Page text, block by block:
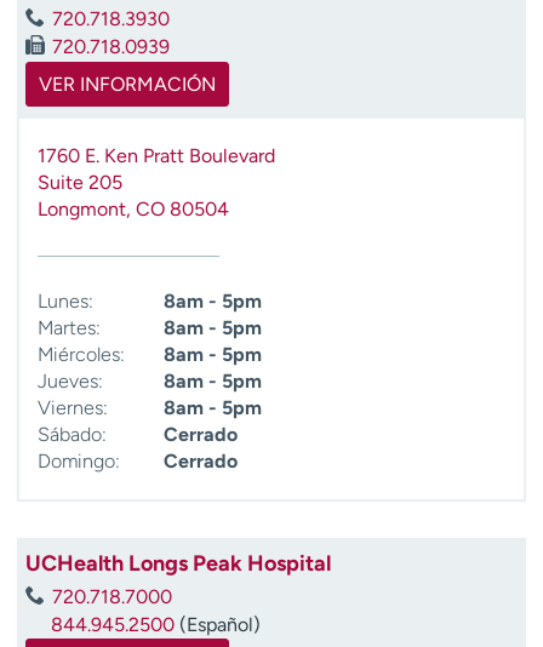
n
720.718.3930
720.718.0939
VER INFORMACIÓN
1760 E. Ken Pratt Boulevard
Suite 205
Longmont, CO 80504
Lunes:
8am - 5pm
Martes:
8am - 5pm
Miércoles:
8am - 5pm
Jueves:
8am - 5pm
Viernes:
8am - 5pm
Sábado:
Cerrado
Domingo:
Cerrado
UCHealth Longs Peak Hospital
720.718.7000
844.945.2500 (Español)